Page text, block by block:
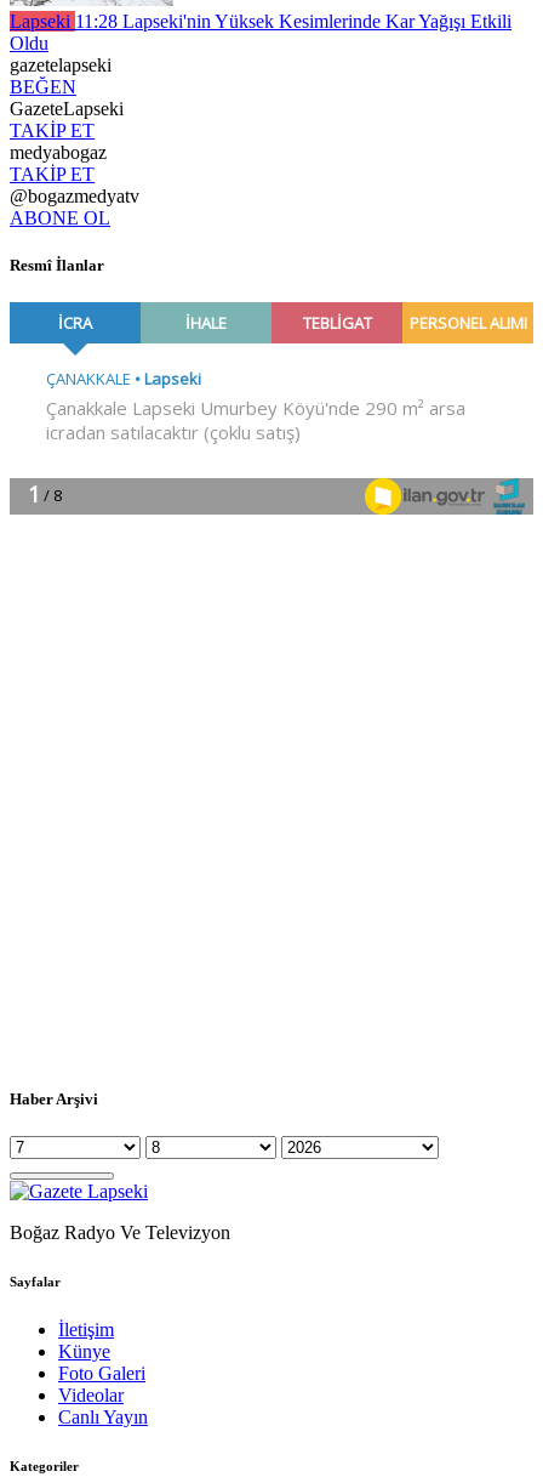
Lapseki 11:28 Lapseki'nin Yüksek Kesimlerinde Kar Yağışı Etkili
Oldu
gazetelapseki
BEĞEN
GazeteLapseki
TAKİP ET
medyabogaz
TAKİP ET
@bogazmedyatv
ABONE OL
Resmî İlanlar
Haber Arşivi
Boğaz Radyo Ve Televizyon
Sayfalar
İletişim
Künye
Foto Galeri
Videolar
Canlı Yayın
Kategoriler